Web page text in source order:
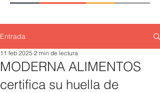
Entrada
MODERNA ALIMENTOS
certifica su huella de
11 feb 2025 2 min de lectura